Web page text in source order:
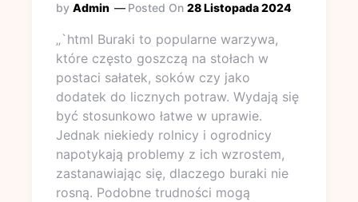
by Admin Posted On 28 Listopada 2024
„`html Buraki to popularne warzywa,
które często goszczą na stołach w
postaci sałatek, soków czy jako
dodatek do licznych potraw. Wydają się
być stosunkowo łatwe w uprawie.
Jednak niekiedy rolnicy i ogrodnicy
napotykają problemy z ich wzrostem,
zastanawiając się, dlaczego buraki nie
rosną. Podobne trudności mogą